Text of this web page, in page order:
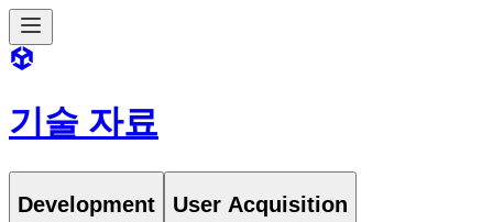
기술 자료
Development User Acquisition